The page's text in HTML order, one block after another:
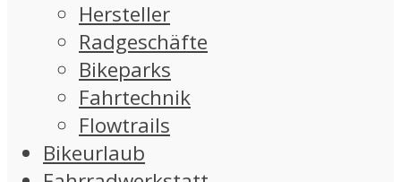
Hersteller
Radgeschäfte
Bikeparks
Fahrtechnik
Flowtrails
Bikeurlaub